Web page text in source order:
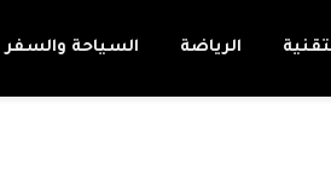
الرياضة السياحة والسفر